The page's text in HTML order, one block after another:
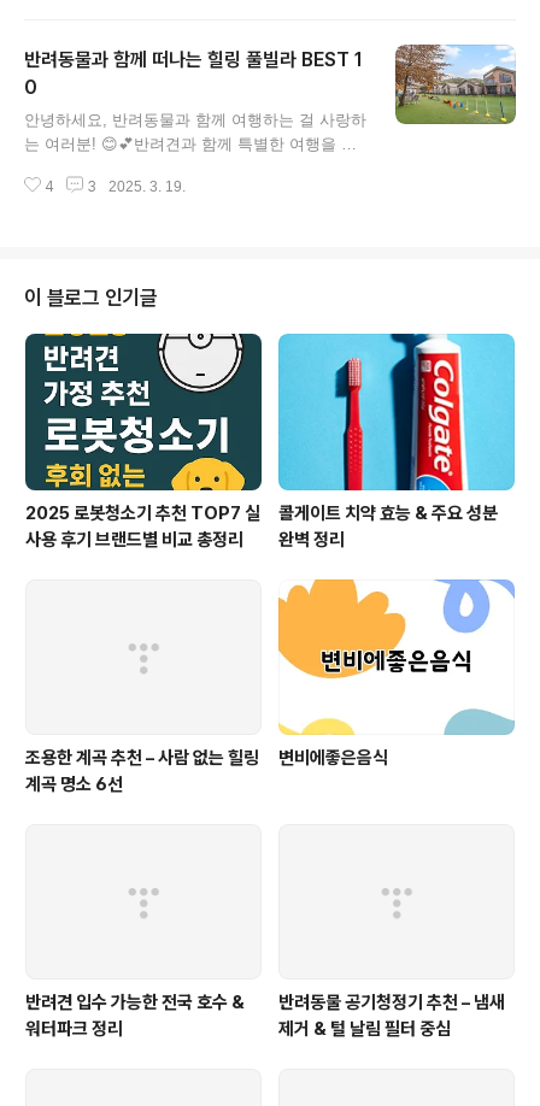
야외 수영장에서 반려견과 함께 시원한 물..
펫캉스 추천 이유 4가지반려동물 가족화 — 가족
처럼 여행도 함께심리적 힐링 — 반려동물과 함께
하는 치유의 시간다양한 펫 프렌들리 시설 — 애
견 수영장, 전용 해변 확대SNS 공유 문화 — 멍스
타그램 필수 여행 인증🏖️ 국내 펫캉스 BEST 5 +
추천 숙소1. 강원도 고성 — 반려견과 함께하는
반려동물과 함께 떠나는 힐링 풀빌라 BEST 1
0
안녕하세요, 반려동물과 함께 여행하는 걸 사랑하
는 여러분! 😊💕반려견과 함께 특별한 여행을 떠
반려동물과 함께 머물기 좋은 풀빌라 TOP 10을
어놀 수 있는 천국 같은 곳이에요!2️⃣ 태안 더마루
애견펜션 🌊🐶📍 위치: 충청남도 태안군💖 특징:
500평 규모의 잔디 운동장, 반려견 스파까지!✨
대형견도 가능해서 우리 댕댕이들이 신나게 뛰어
놀아요!3️⃣ 포천 더히로 플레이그라운드 🎾🐾📍
위치: 경기도 포천시💖 특징: 무려 6개의 운동장
과 수영장까지?!✨ 뛰어놀기 좋은 초대형 애견 전
4 3 2025. 3. 19.
이 블로그 인기글
2025 로봇청소기 추천 TOP7 실
사용 후기 브랜드별 비교 총정리
콜게이트 치약 효능 & 주요 성분
완벽 정리
조용한 계곡 추천 – 사람 없는 힐링
계곡 명소 6선
변비에좋은음식
반려견 입수 가능한 전국 호수 &
워터파크 정리
반려동물 공기청정기 추천 – 냄새
제거 & 털 날림 필터 중심